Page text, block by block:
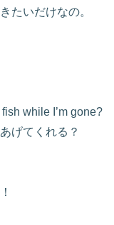
たいだけなの。
while I’m gone?
げてくれる？